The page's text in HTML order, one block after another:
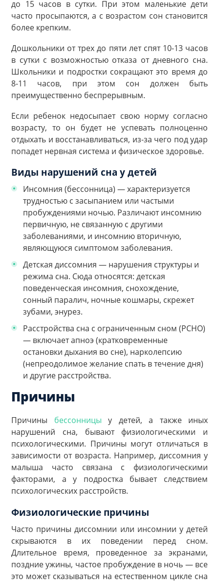
до 15 часов в сутки. При этом маленькие дети
часто просыпаются, а с возрастом сон становится
более крепким.
Дошкольники от трех до пяти лет спят 10-13 часов
в сутки с возможностью отказа от дневного сна.
Школьники и подростки сокращают это время до
8-11 часов, при этом сон должен быть
преимущественно беспрерывным.
Если ребенок недосыпает свою норму согласно
возрасту, то он будет не успевать полноценно
отдыхать и восстанавливаться, из-за чего под удар
попадет нервная система и физическое здоровье.
Виды нарушений сна у детей
Инсомния (бессонница) — характеризуется
трудностью с засыпанием или частыми
пробуждениями ночью. Различают инсомнию
первичную, не связанную с другими
заболеваниями, и инсомнию вторичную,
являющуюся симптомом заболевания.
Детская диссомния — нарушения структуры и
режима сна. Сюда относятся: детская
поведенческая инсомния, снохождение,
сонный паралич, ночные кошмары, скрежет
зубами, энурез.
Расстройства сна с ограниченным сном (РСНО)
— включает апноэ (кратковременные
остановки дыхания во сне), нарколепсию
(непреодолимое желание спать в течение дня)
и другие расстройства.
Причины
Причины бессонницы у детей, а также иных
нарушений сна, бывают физиологическими и
психологическими. Причины могут отличаться в
зависимости от возраста. Например, диссомния у
малыша часто связана с физиологическими
факторами, а у подростка бывает следствием
психологических расстройств.
Физиологические причины
Часто причины диссомнии или инсомнии у детей
скрываются в их поведении перед сном.
Длительное время, проведенное за экранами,
поздние ужины, частое пробуждение в ночь — все
это может сказываться на естественном цикле сна